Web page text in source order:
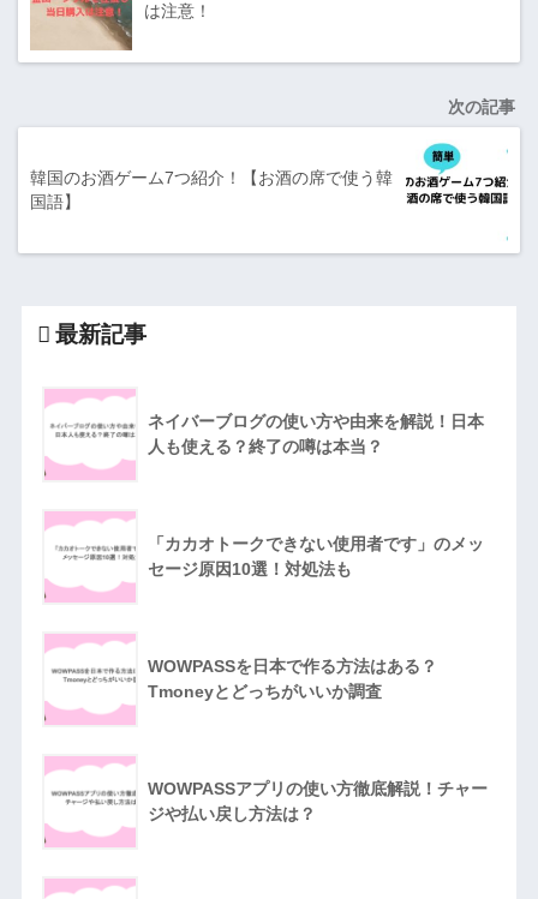
は注意！
次の記事
韓国のお酒ゲーム7つ紹介！【お酒の席で使う韓
国語】
最新記事
ネイバーブログの使い方や由来を解説！日本
人も使える？終了の噂は本当？
「カカオトークできない使用者です」のメッ
セージ原因10選！対処法も
WOWPASSを日本で作る方法はある？
Tmoneyとどっちがいいか調査
WOWPASSアプリの使い方徹底解説！チャー
ジや払い戻し方法は？